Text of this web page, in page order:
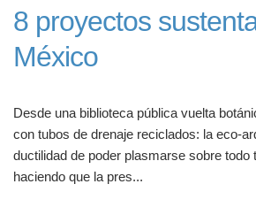
8 proyectos
México
Desde una biblioteca pública vuelta
con tubos de drenaje reciclados: la eco-
ductilidad de poder plasmarse sobre todo
haciendo que la pres...